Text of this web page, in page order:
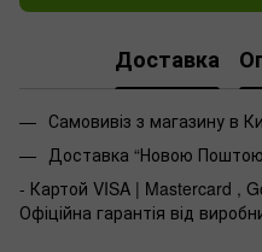
Доставка
Самовивіз з магазину в
Доставка “Новою
- Картой VISA | Mastercard ,
Офіційна гарантія від